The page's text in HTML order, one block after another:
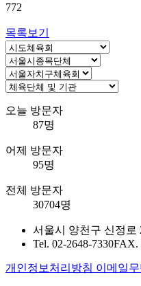
772
목록보기
오늘 방문자
87명
어제 방문자
95명
전체 방문자
30704명
서울시 양천구 신정로
Tel. 02-2648-7330FAX.
개인정보처리방침 이메일